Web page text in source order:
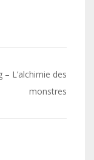
– L’alchimie des
monstres